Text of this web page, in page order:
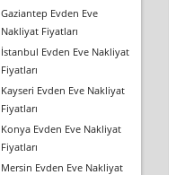
Gaziantep Evden Eve
Nakliyat Fiyatları
İstanbul Evden Eve Nakliyat
Fiyatları
Kayseri Evden Eve Nakliyat
Fiyatları
Konya Evden Eve Nakliyat
Fiyatları
Mersin Evden Eve Nakliyat